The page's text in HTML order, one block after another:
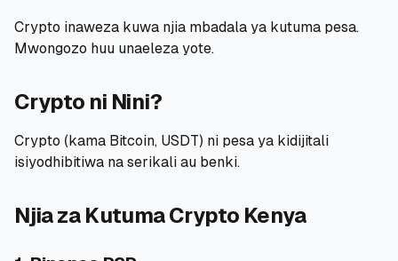
ZANA NA RASILIMALI
🌍
Crypto inaweza kuwa njia mbadala ya kutuma pesa.
Mwongozo huu unaeleza yote.
Crypto ni Nini?
Crypto (kama Bitcoin, USDT) ni pesa ya kidijitali
isiyodhibitiwa na serikali au benki.
Njia za Kutuma Crypto Kenya